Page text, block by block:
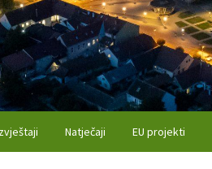
Natječaji EU projekti